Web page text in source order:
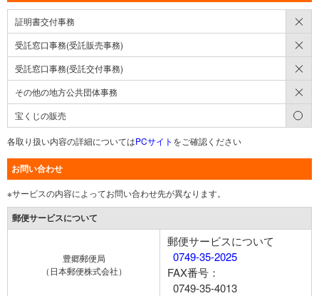
証明書交付事務
受託窓口事務(受託販売事務)
受託窓口事務(受託交付事務)
その他の地方公共団体事務
宝くじの販売
各取り扱い内容の詳細についてはPCサイト をご確認ください
お問い合わせ
※サービスの内容によってお問い合わせ先が異なります。
郵便サービスについて
豊郷郵便局
（日本郵便株式会社）
郵便サービスについて
0749-35-2025
FAX番号：
0749-35-4013